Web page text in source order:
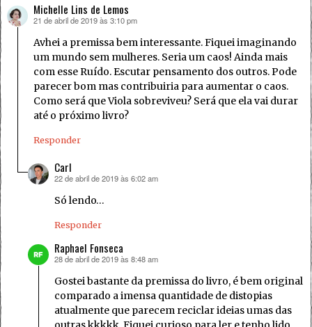
Michelle Lins de Lemos
disse:
21 de abril de 2019 às 3:10 pm
Avhei a premissa bem interessante. Fiquei imaginando
um mundo sem mulheres. Seria um caos! Ainda mais
com esse Ruído. Escutar pensamento dos outros. Pode
parecer bom mas contribuiria para aumentar o caos.
Como será que Viola sobreviveu? Será que ela vai durar
até o próximo livro?
Responder
Carl
disse:
22 de abril de 2019 às 6:02 am
Só lendo…
Responder
Raphael Fonseca
disse:
28 de abril de 2019 às 8:48 am
Gostei bastante da premissa do livro, é bem original
comparado a imensa quantidade de distopias
atualmente que parecem reciclar ideias umas das